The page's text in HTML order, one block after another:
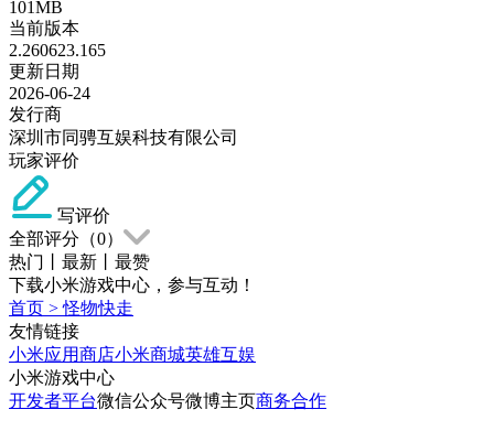
101MB
当前版本
2.260623.165
更新日期
2026-06-24
发行商
深圳市同骋互娱科技有限公司
玩家评价
写评价
全部评分（0）
热门
最新
最赞
下载小米游戏中心，参与互动！
首页 >怪物快走
友情链接
小米应用商店小米商城英雄互娱
小米游戏中心
开发者平台微信公众号微博主页商务合作